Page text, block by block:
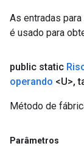
As entradas
é usado para
public static
operando <U>,
Método de
Parâmetros